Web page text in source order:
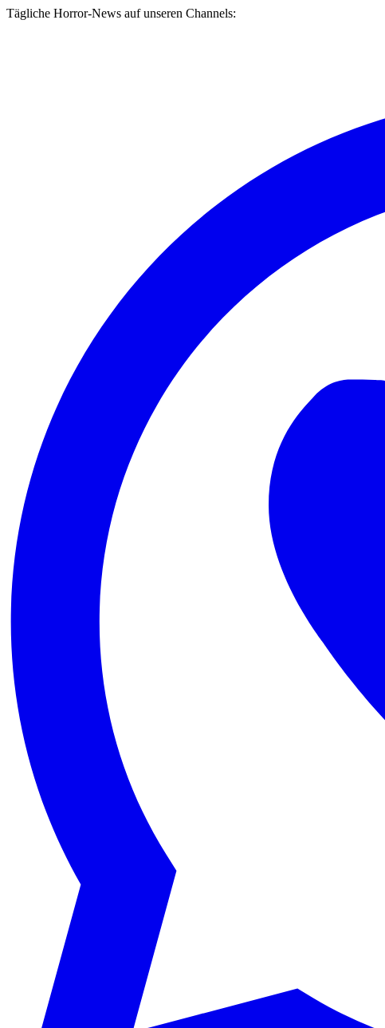
Tägliche Horror-News auf unseren Channels: